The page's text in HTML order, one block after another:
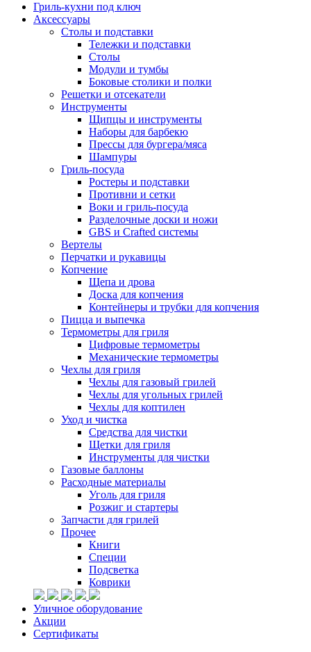
Гриль-кухни под ключ
Аксессуары
Столы и подставки
Тележки и подставки
Столы
Модули и тумбы
Боковые столики и полки
Решетки и отсекатели
Инструменты
Щипцы и инструменты
Наборы для барбекю
Прессы для бургера/мяса
Шампуры
Гриль-посуда
Ростеры и подставки
Противни и сетки
Воки и гриль-посуда
Разделочные доски и ножи
GBS и Crafted системы
Вертелы
Перчатки и рукавицы
Копчение
Щепа и дрова
Доска для копчения
Контейнеры и трубки для копчения
Пицца и выпечка
Термометры для гриля
Цифровые термометры
Механические термометры
Чехлы для гриля
Чехлы для газовый грилей
Чехлы для угольных грилей
Чехлы для коптилен
Уход и чистка
Средства для чистки
Щетки для гриля
Инструменты для чистки
Газовые баллоны
Расходные материалы
Уголь для гриля
Розжиг и стартеры
Запчасти для грилей
Прочее
Книги
Специи
Подсветка
Коврики
Уличное оборудование
Акции
Сертификаты